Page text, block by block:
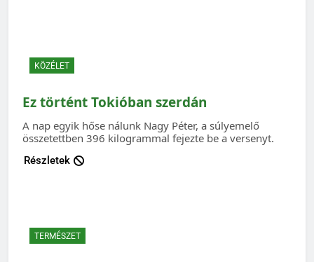
KÖZÉLET
Ez történt Tokióban szerdán
A nap egyik hőse nálunk Nagy Péter, a súlyemelő
összetettben 396 kilogrammal fejezte be a versenyt.
Részletek
TERMÉSZET